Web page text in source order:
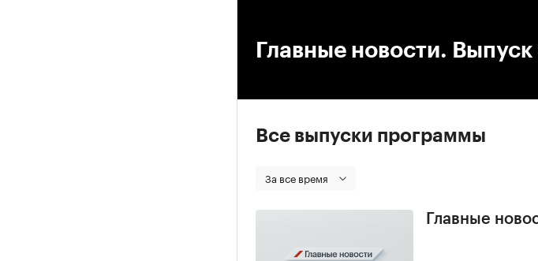
Главные новости.
Все выпуски программы
За все время
Главные